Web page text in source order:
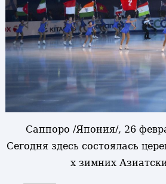
Саппоро /Япония/, 26
Сегодня здесь состоялась
х зимних